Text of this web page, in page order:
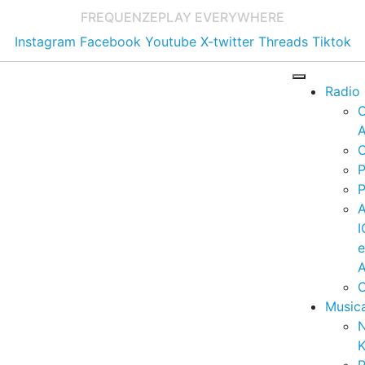
FREQUENZEPLAY EVERYWHERE
Instagram Facebook Youtube X-twitter Threads Tiktok
Radio
e